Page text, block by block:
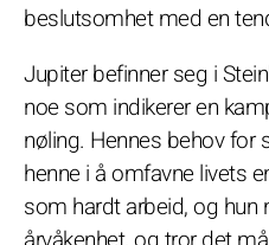
beslutsomhet med en
Jupiter befinner seg i
noe som indikerer en
nøling. Hennes behov for
henne i å omfavne livets
som hardt arbeid, og